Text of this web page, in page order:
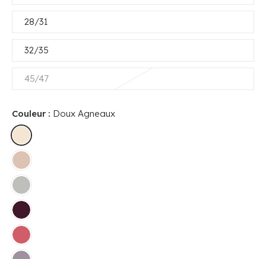
28/31
32/35
45/47
Couleur : Doux Agneaux